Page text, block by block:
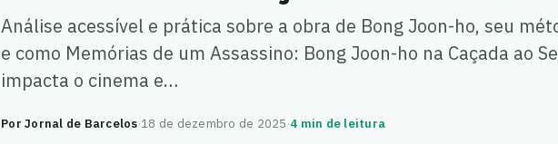
Análise acessível e prática sobre a obra de Bong Joon-ho, seu
e como Memórias de um Assassino: Bong Joon-ho na Caçada ao
impacta o cinema e…
Por Jornal de Barcelos·18 de dezembro de 2025·4 min de leitura